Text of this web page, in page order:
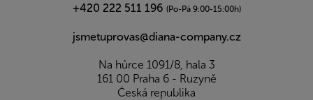
+420 222 511 196 (Po-Pá 9:00-15:00h)
jsmetuprovas@diana-company.cz
Na hůrce 1091/8, hala 3
161 00 Praha 6 - Ruzyně
Česká republika